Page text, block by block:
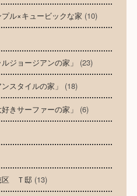
ル×キュービックな家 (10)
ョージアンの家」 (23)
スタイルの家」 (18)
サーファーの家」 (6)
区 Ｔ邸(13)